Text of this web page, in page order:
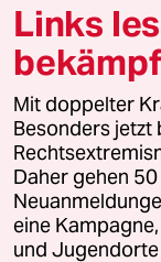
© 2026 taz
Alle Rechte
wenden Sie sich bitte
Feedback
Leitlinie
Links
Mit doppelter
Besonders jetzt
Daher gehen
eine
und